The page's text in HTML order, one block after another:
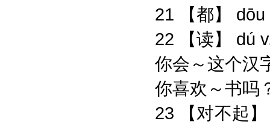
21 【都】
22 【读】 dú
你会～这个汉
你喜欢～书吗
23 【对不起